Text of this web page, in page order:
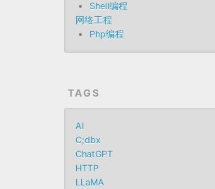
Shell编程
网络工程
Php编程
TAGS
AI
C;dbx
ChatGPT
HTTP
LLaMA